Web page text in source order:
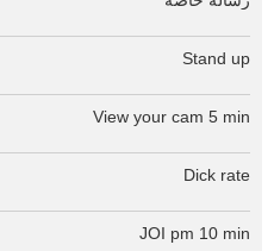
Stand up
View your cam 5 min
Dick rate
JOI pm 10 min